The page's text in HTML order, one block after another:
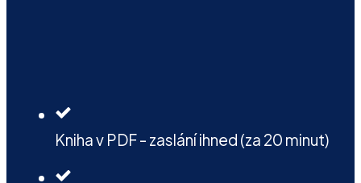
Kniha v PDF - zaslání ihned (za 20 minut)